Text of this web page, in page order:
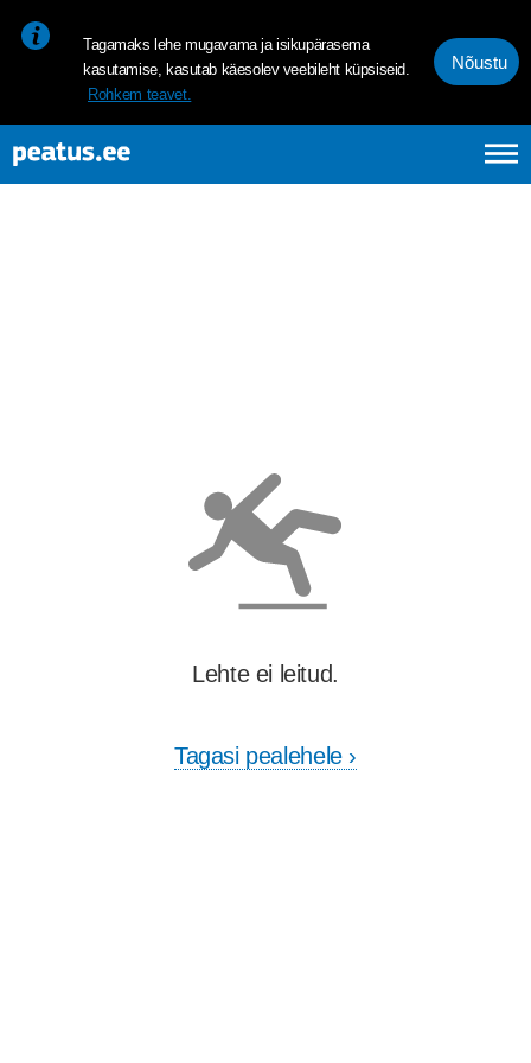
Tagamaks lehe mugavama ja isikupärasema
kasutamise, kasutab käesolev veebileht küpsiseid.
Rohkem teavet.
Nõustu
Lehte ei leitud.
Tagasi pealehele ›